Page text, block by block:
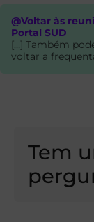
@Voltar às
Portal SUD
[…] Também
voltar a
Tem